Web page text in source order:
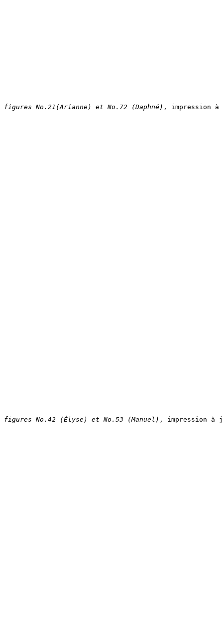
figures No.21(Arianne) et No.72 (Daphné) , impression à
figures No.42 (Élyse) et No.53 (Manuel) , impression à